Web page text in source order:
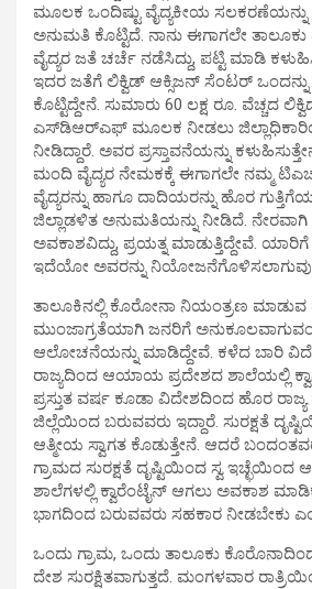
ಮೂಲಕ ಒಂದಿಷ್ಟು ವೈದ್ಯಕೀಯ ಸಲಕರಣೆಯನ್ನು
ಅನುಮತಿ ಕೊಟ್ಟಿದೆ. ನಾನು ಈಗಾಗಲೇ ತಾಲೂಕು
ವೈದ್ಯರ ಜತೆ ಚರ್ಚೆ ನಡೆಸಿದ್ದು, ಪಟ್ಟಿ ಮಾಡಿ
ಇದರ ಜತೆಗೆ ಲಿಕ್ವಿಡ್ ಆಕ್ಸಿಜನ್ ಸೆಂಟರ್
ಕೊಟ್ಟಿದ್ದೇನೆ. ಸುಮಾರು 60 ಲಕ್ಷ ರೂ. ವೆಚ್ಚದ
ಎಸ್‌ಡಿಆರ್‌ಎಫ್ ಮೂಲಕ ನೀಡಲು
ನೀಡಿದ್ದಾರೆ. ಅವರ ಪ್ರಸ್ತಾವನೆಯನ್ನು
ಮಂದಿ ವೈದ್ಯರ ನೇಮಕಕ್ಕೆ ಈಗಾಗಲೇ ನಮ್ಮ
ವೈದ್ಯರನ್ನು ಹಾಗೂ ದಾದಿಯರನ್ನು ಹೊರ
ಜಿಲ್ಲಾಡಳಿತ ಅನುಮತಿಯನ್ನು ನೀಡಿದೆ.
ಅವಕಾಶವಿದ್ದು, ಪ್ರಯತ್ನ ಮಾಡುತ್ತಿದ್ದೇವೆ.
ಇದೆಯೋ ಅವರನ್ನು
ತಾಲೂಕಿನಲ್ಲಿ ಕೊರೋನಾ ನಿಯಂತ್ರಣ ಮಾಡುವ
ಮುಂಜಾಗ್ರತೆಯಾಗಿ ಜನರಿಗೆ
ಆಲೋಚನೆಯನ್ನು ಮಾಡಿದ್ದೇವೆ. ಕಳೆದ ಬಾರಿ
ರಾಜ್ಯದಿಂದ ಆಯಾಯ ಪ್ರದೇಶದ ಶಾಲೆಯಲ್ಲಿ
ಪ್ರಸ್ತುತ ವರ್ಷ ಕೂಡಾ ವಿದೇಶದಿಂದ ಹೊರ
ಜಿಲ್ಲೆಯಿಂದ ಬರುವವರು ಇದ್ದಾರೆ. ಸುರಕ್ಷತೆ
ಆತ್ಮೀಯ ಸ್ವಾಗತ ಕೊಡುತ್ತೇನೆ. ಆದರೆ
ಗ್ರಾಮದ ಸುರಕ್ಷತೆ ದೃಷ್ಟಿಯಿಂದ ಸ್ವ
ಶಾಲೆಗಳಲ್ಲಿ ಕ್ವಾರೆಂಟೈನ್ ಆಗಲು ಅವಕಾಶ
ಭಾಗದಿಂದ ಬರುವವರು ಸಹಕಾರ ನೀಡಬೇಕು
ಒಂದು ಗ್ರಾಮ, ಒಂದು ತಾಲೂಕು ಕೊರೊನಾದಿಂದ
ದೇಶ ಸುರಕ್ಷಿತವಾಗುತ್ತದೆ. ಮಂಗಳವಾರ